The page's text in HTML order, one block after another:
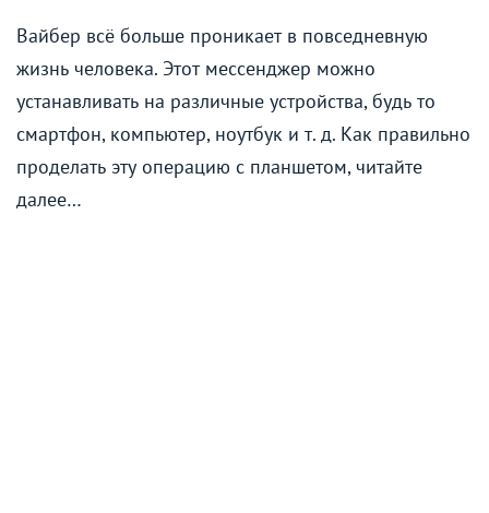
Вайбер всё больше проникает в повседневную
жизнь человека. Этот мессенджер можно
устанавливать на различные устройства, будь то
смартфон, компьютер, ноутбук и т. д. Как правильно
проделать эту операцию с планшетом, читайте
далее…